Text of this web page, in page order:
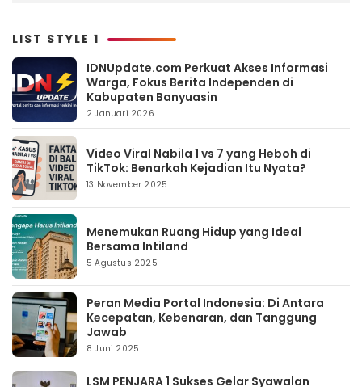
LIST STYLE 1
IDNUpdate.com Perkuat Akses Informasi
Warga, Fokus Berita Independen di
Kabupaten Banyuasin
2 Januari 2026
Video Viral Nabila 1 vs 7 yang Heboh di
TikTok: Benarkah Kejadian Itu Nyata?
13 November 2025
Menemukan Ruang Hidup yang Ideal
Bersama Intiland
5 Agustus 2025
Peran Media Portal Indonesia: Di Antara
Kecepatan, Kebenaran, dan Tanggung
Jawab
8 Juni 2025
LSM PENJARA 1 Sukses Gelar Syawalan